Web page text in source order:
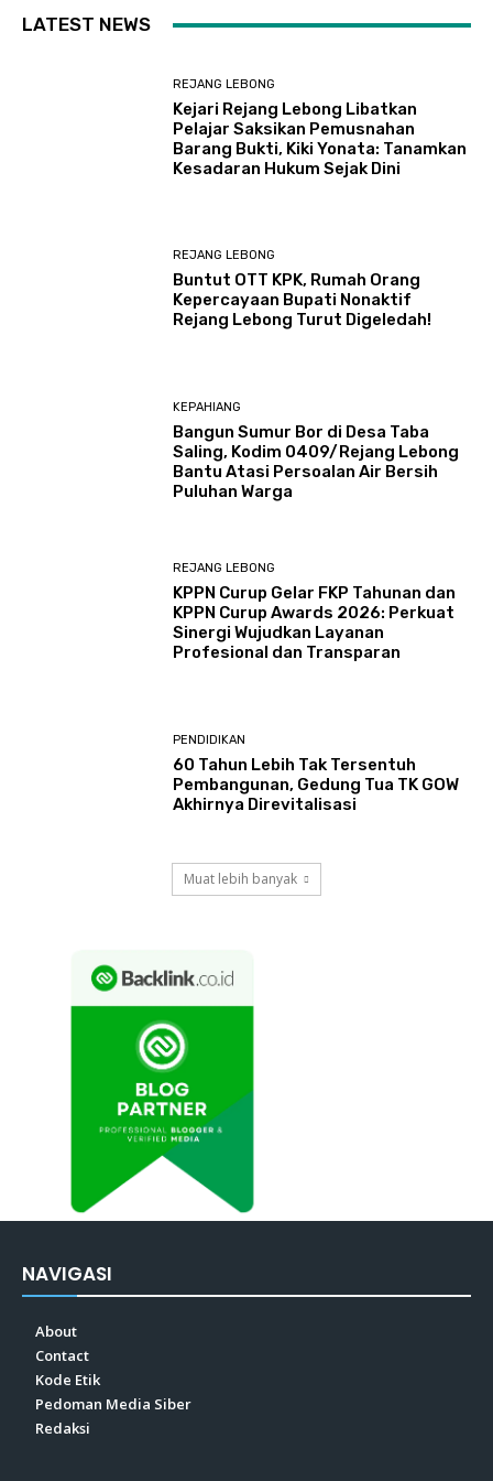
LATEST NEWS
REJANG LEBONG
Kejari Rejang Lebong Libatkan
Pelajar Saksikan Pemusnahan
Barang Bukti, Kiki Yonata: Tanamkan
Kesadaran Hukum Sejak Dini
REJANG LEBONG
Buntut OTT KPK, Rumah Orang
Kepercayaan Bupati Nonaktif
Rejang Lebong Turut Digeledah!
KEPAHIANG
Bangun Sumur Bor di Desa Taba
Saling, Kodim 0409/Rejang Lebong
Bantu Atasi Persoalan Air Bersih
Puluhan Warga
REJANG LEBONG
KPPN Curup Gelar FKP Tahunan dan
KPPN Curup Awards 2026: Perkuat
Sinergi Wujudkan Layanan
Profesional dan Transparan
PENDIDIKAN
60 Tahun Lebih Tak Tersentuh
Pembangunan, Gedung Tua TK GOW
Akhirnya Direvitalisasi
Muat lebih banyak
NAVIGASI
About
Contact
Kode Etik
Pedoman Media Siber
Redaksi